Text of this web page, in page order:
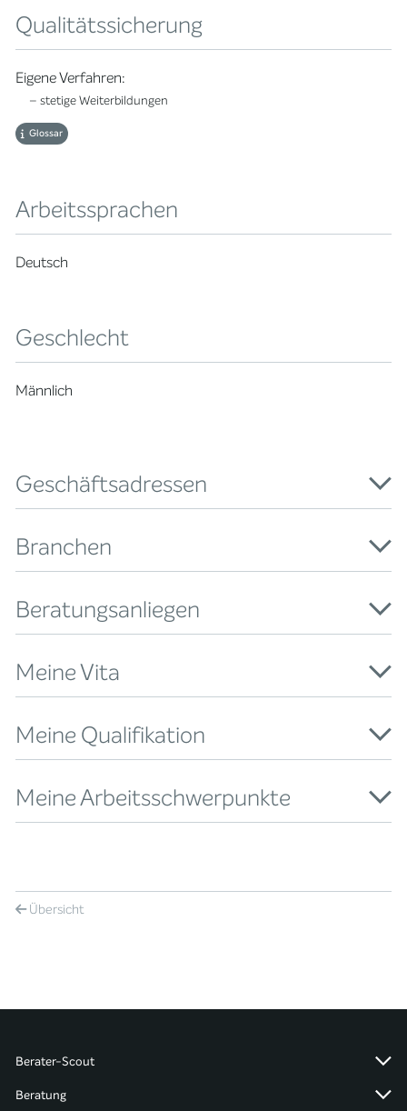
Qualitätssicherung
Eigene Verfahren:
– stetige Weiterbildungen
Glossar
Arbeitssprachen
Deutsch
Geschlecht
Männlich
Geschäftsadressen
Branchen
Beratungsanliegen
Meine Vita
Meine Qualifikation
Meine Arbeitsschwerpunkte
Übersicht
Berater-Scout
Beratung